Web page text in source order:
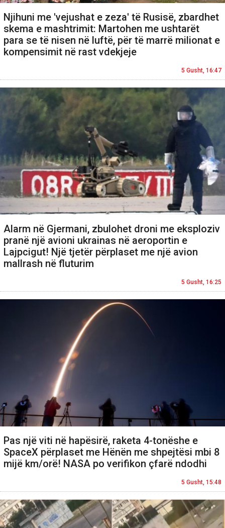
Njihuni me 'vejushat e zeza' të Rusisë, zbardhet
skema e mashtrimit: Martohen me ushtarët
para se të nisen në luftë, për të marrë milionat e
kompensimit në rast vdekjeje
5 Gusht, 16:47
Alarm në Gjermani, zbulohet droni me eksploziv
pranë një avioni ukrainas në aeroportin e
Lajpcigut! Një tjetër përplaset me një avion
mallrash në fluturim
5 Gusht, 16:25
Pas një viti në hapësirë, raketa 4-tonëshe e
SpaceX përplaset me Hënën me shpejtësi mbi 8
mijë km/orë! NASA po verifikon çfarë ndodhi
5 Gusht, 15:48